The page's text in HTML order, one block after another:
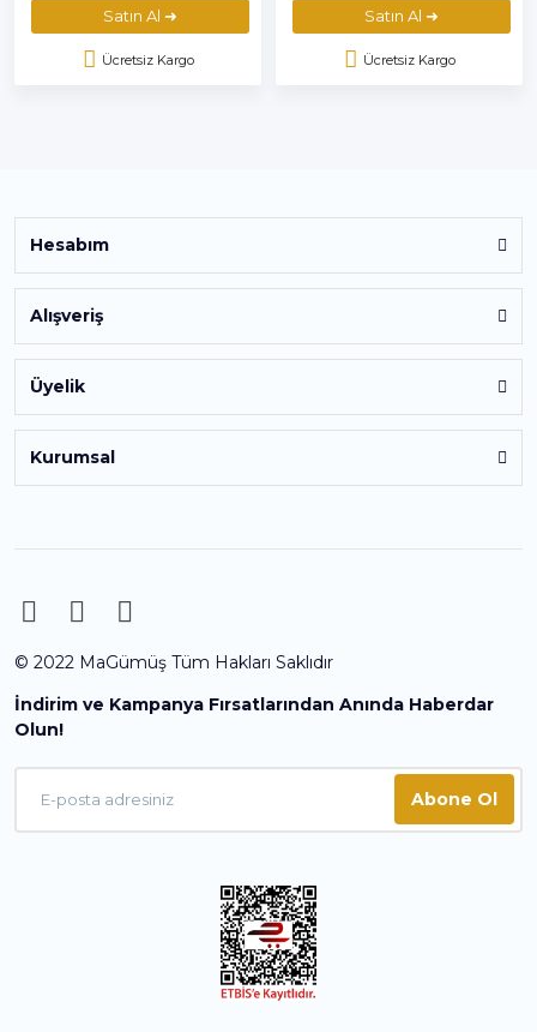
Satın Al ➜
Ücretsiz Kargo
Satın Al ➜
Ücretsiz Kargo
Hesabım
Alışveriş
Üyelik
Kurumsal
© 2022 MaGümüş Tüm Hakları Saklıdır
İndirim ve Kampanya Fırsatlarından Anında Haberdar
Olun!
Abone Ol